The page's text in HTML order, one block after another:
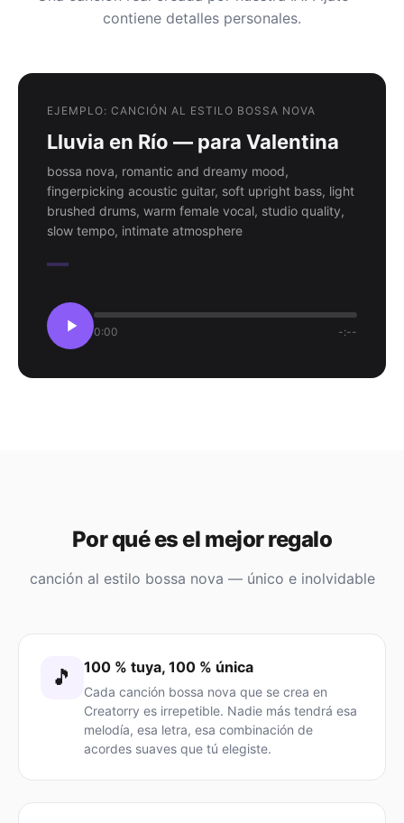
contiene detalles personales.
EJEMPLO: CANCIÓN AL ESTILO BOSSA NOVA
Lluvia en Río — para Valentina
bossa nova, romantic and dreamy mood,
fingerpicking acoustic guitar, soft upright bass, light
brushed drums, warm female vocal, studio quality,
slow tempo, intimate atmosphere
0:00 -:--
Por qué es el mejor regalo
canción al estilo bossa nova — único e inolvidable
🎵 100 % tuya, 100 % única
Cada canción bossa nova que se crea en
Creatorry es irrepetible. Nadie más tendrá esa
melodía, esa letra, esa combinación de
acordes suaves que tú elegiste.